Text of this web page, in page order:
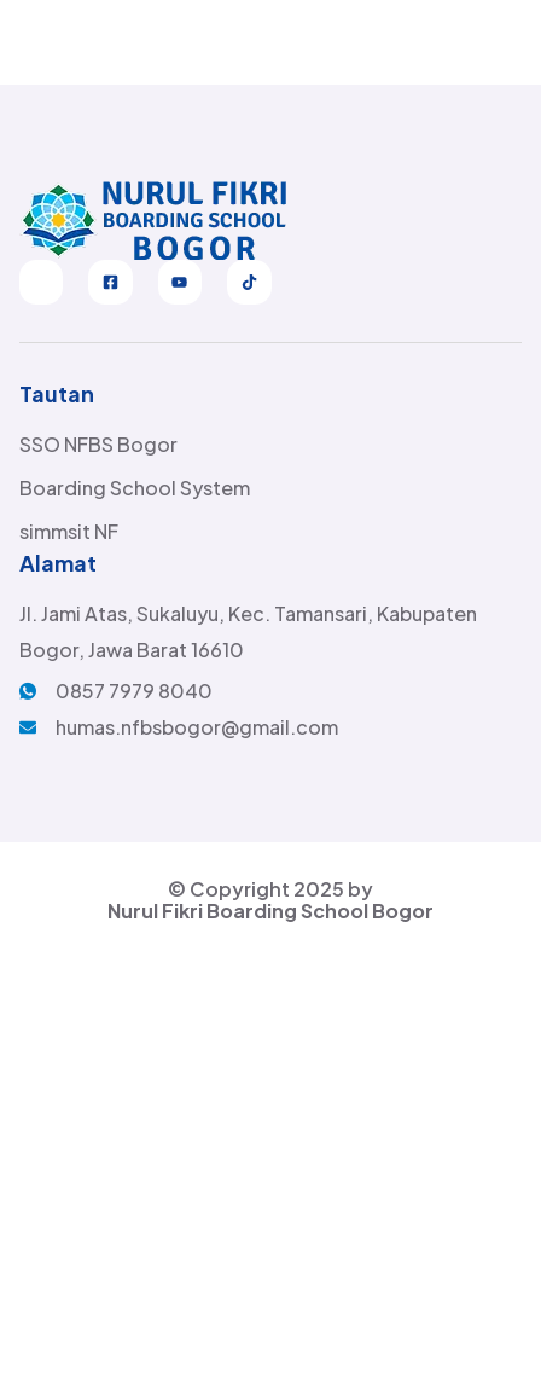
Tautan
SSO NFBS Bogor
Boarding School System
simmsit NF
Alamat
Jl. Jami Atas, Sukaluyu, Kec. Tamansari, Kabupaten
Bogor, Jawa Barat 16610
0857 7979 8040
humas.nfbsbogor@gmail.com
© Copyright 2025 by
Nurul Fikri Boarding School Bogor